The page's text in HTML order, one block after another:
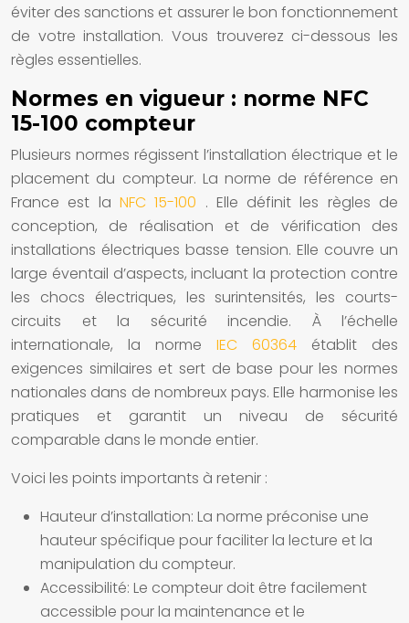
éviter des sanctions et assurer le bon fonctionnement
de votre installation. Vous trouverez ci-dessous les
règles essentielles.
Normes en vigueur : norme NFC
15-100 compteur
Plusieurs normes régissent l’installation électrique et le
placement du compteur. La norme de référence en
France est la NFC 15-100 . Elle définit les règles de
conception, de réalisation et de vérification des
installations électriques basse tension. Elle couvre un
large éventail d’aspects, incluant la protection contre
les chocs électriques, les surintensités, les courts-
circuits et la sécurité incendie. À l’échelle
internationale, la norme IEC 60364 établit des
exigences similaires et sert de base pour les normes
nationales dans de nombreux pays. Elle harmonise les
pratiques et garantit un niveau de sécurité
comparable dans le monde entier.
Voici les points importants à retenir :
Hauteur d’installation: La norme préconise une
hauteur spécifique pour faciliter la lecture et la
manipulation du compteur.
Accessibilité: Le compteur doit être facilement
accessible pour la maintenance et le